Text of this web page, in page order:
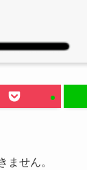
せん。